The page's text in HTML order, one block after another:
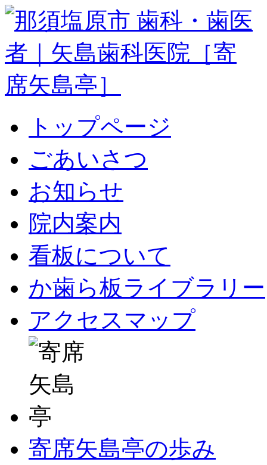
トップページ
ごあいさつ
お知らせ
院内案内
看板について
か歯ら板ライブラリー
アクセスマップ
寄席矢島亭の歩み